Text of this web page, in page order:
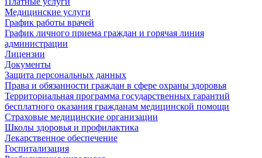
Медицинские услуги
График работы врачей
График личного приема граждан и горячая линия
администрации
Лицензии
Документы
Защита персональных данных
Права и обязанности граждан в сфере охраны здоровья
Территориальная программа государственных гарантий
бесплатного оказания гражданам медицинской помощи
Страховые медицинские организации
Школы здоровья и профилактика
Лекарственное обеспечение
Госпитализация